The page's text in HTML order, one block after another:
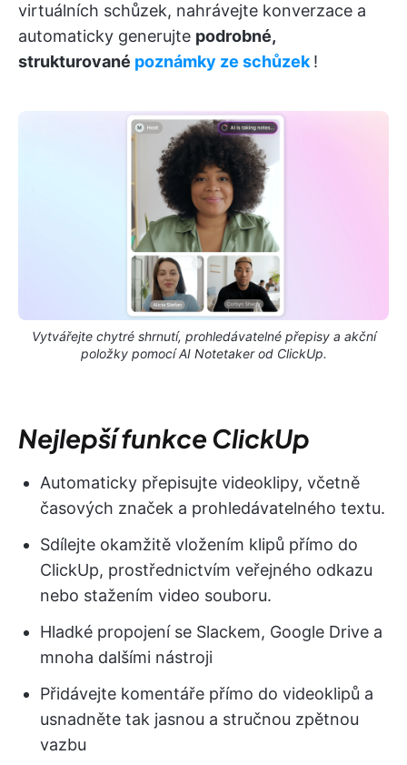
virtuálních schůzek, nahrávejte konverzace a
automaticky generujte podrobné,
strukturované poznámky ze schůzek !
Vytvářejte chytré shrnutí, prohledávatelné přepisy a akční
položky pomocí AI Notetaker od ClickUp.
Nejlepší funkce ClickUp
Automaticky přepisujte videoklipy, včetně
časových značek a prohledávatelného textu.
Sdílejte okamžitě vložením klipů přímo do
ClickUp, prostřednictvím veřejného odkazu
nebo stažením video souboru.
Hladké propojení se Slackem, Google Drive a
mnoha dalšími nástroji
Přidávejte komentáře přímo do videoklipů a
usnadněte tak jasnou a stručnou zpětnou
vazbu